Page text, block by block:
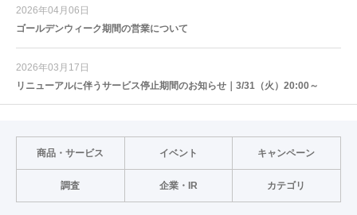
2026年04月06日
ゴールデンウィーク期間の営業について
2026年03月17日
リニューアルに伴うサービス停止期間のお知らせ｜3/31（火）20:00～
商品・サービス イベント キャンペーン
調査 企業・IR カテゴリ